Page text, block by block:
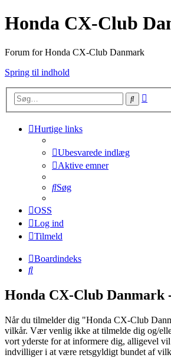
Honda CX-Club
Forum for Honda CX-Club Danmark
Spring til indhold
Søg
Hurtige links
Ubesvarede indlæg
Aktive emner
Søg
OSS
Log ind
Tilmeld
Boardindeks
Søg
Honda CX-Club Danmark
Når du tilmelder dig "Honda CX-Club
vilkår. Vær venlig ikke at tilmelde dig og/
vort yderste for at informere dig, alligevel
indvilliger i at være retsgyldigt bundet af